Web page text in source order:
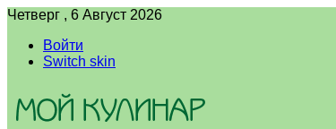
Четверг , 6 Август 2026
Войти
Switch skin